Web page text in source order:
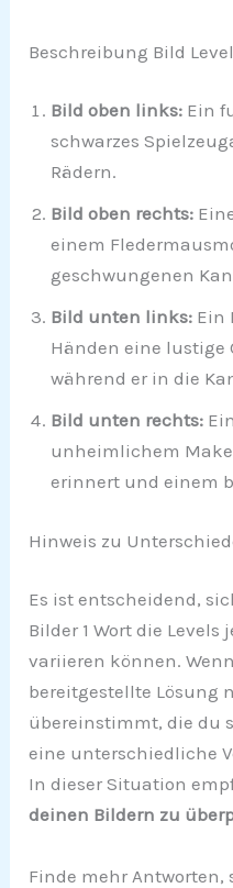
Beschreibung Bild
Bild oben links: Ein
schwarzes
Rädern.
Bild oben rechts:
einem
geschwungenen
Bild unten links: Ein
Händen eine lustige
während er in die
Bild unten rechts:
unheimlichem
erinnert und einem
Hinweis zu
Es ist entscheidend,
Bilder 1 Wort die
variieren können.
bereitgestellte Lösung
übereinstimmt, die du
eine unterschiedliche
In dieser Situation
deinen Bildern zu
Finde mehr Antworten,